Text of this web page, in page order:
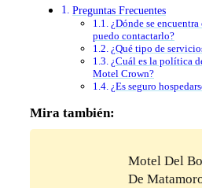
Preguntas Frecuentes
¿Dónde se
puedo contactarlo?
¿Qué tipo de
¿Cuál es la política
Motel Crown?
¿Es seguro
Mira también:
Motel Del
De